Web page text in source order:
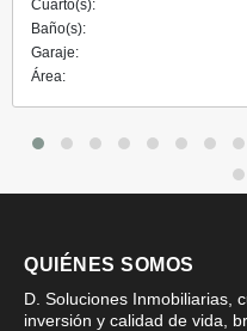
Cuarto(s):
Baño(s):
Garaje:
Área:
QUIÉNES SOMOS
D. Soluciones Inmobiliarias,
inversión y calidad de vida,